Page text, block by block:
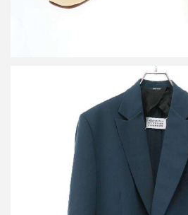
メゾン マルジェラ 19SS 1Bテーラー
S49189
買取金額25,000